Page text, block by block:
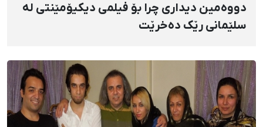
دووەمین دیداری چرا بۆ فیلمی دیکیۆمێنتی لە
سلێمانی رێک دەخرێت